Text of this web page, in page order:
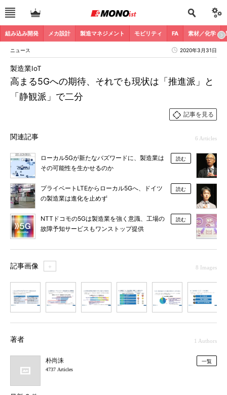
組み込み開発 メカ設計 製造マネジメント モビリティ FA 素材／化学
ニュース 2020年3月31日
高まる5Gへの期待、それでも現状は「推進派」と
「静観派」で二分
製造業IoT
記事を見る
関連記事 6 Articles
ローカル5Gが新たなバズワードに、製造業は
その可能性を生かせるのか
読む
プライベートLTEからローカル5Gへ、ドイツ
の製造業は進化を止めず
読む
NTTドコモの5Gは製造業を強く意識、工場の
故障予知サービスもワンストップ提供
読む
記事画像 ＋ 8 Images
著者 1 Authors
朴尚洙
4737 Articles
一覧